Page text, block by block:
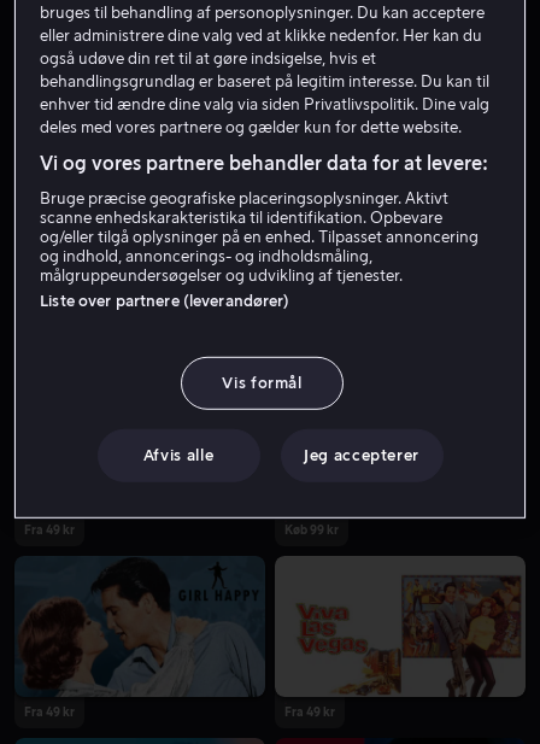
Elvis Presley
Skuespiller
Fra 49 kr Køb 99 kr
Fra 49 kr Fra 49 kr
bruges til behandling af personoplysninger. Du kan acceptere
eller administrere dine valg ved at klikke nedenfor. Her kan du
også udøve din ret til at gøre indsigelse, hvis et
behandlingsgrundlag er baseret på legitim interesse. Du kan til
enhver tid ændre dine valg via siden Privatlivspolitik. Dine valg
deles med vores partnere og gælder kun for dette website.
Vi og vores partnere behandler data for at levere:
Bruge præcise geografiske placeringsoplysninger. Aktivt
scanne enhedskarakteristika til identifikation. Opbevare
og/eller tilgå oplysninger på en enhed. Tilpasset annoncering
og indhold, annoncerings- og indholdsmåling,
målgruppeundersøgelser og udvikling af tjenester.
Liste over partnere (leverandører)
Vis formål
Afvis alle Jeg accepterer